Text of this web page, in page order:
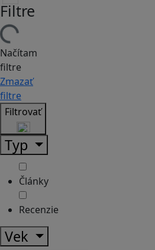
Filtre
Načítam
filtre
Zmazať
filtre
Filtrovať
Typ
Články
Recenzie
Vek